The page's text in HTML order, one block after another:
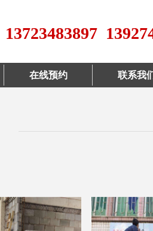
在线预约 联系我
13723483897